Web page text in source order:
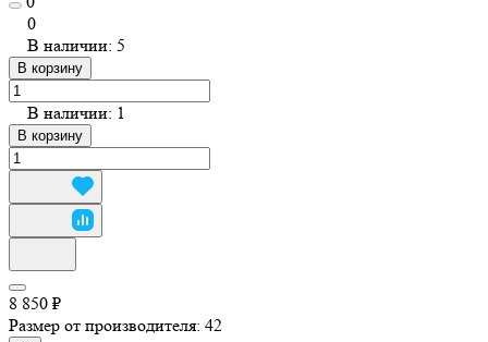
0
В наличии: 5
В корзину
В наличии: 1
В корзину
8 850 ₽
Размер от производителя: 42